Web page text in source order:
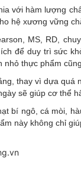
với hàm lượng
hệ xương vững
MS, RD,
để duy trì sức
nhỏ thực phẩm
thay vì dựa quá
sẽ giúp cơ thể
bí ngô, cá mòi,
này không chỉ